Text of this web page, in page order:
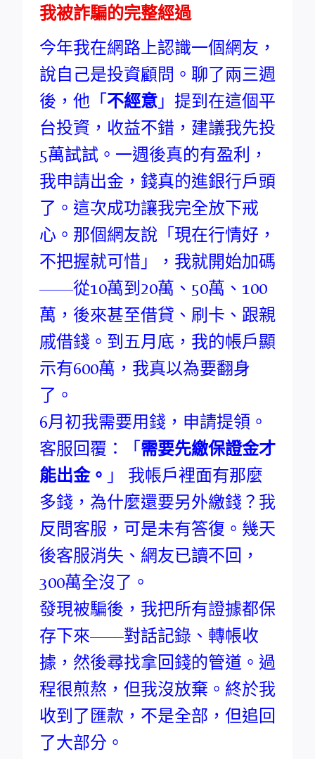
我被詐騙的完整經過
今年我在網路上認識一個網友，
說自己是投資顧問。聊了兩三週
後，他「 不經意 」提到在這個平
台投資，收益不錯，建議我先投
5萬試試。一週後真的有盈利，
我申請出金，錢真的進銀行戶頭
了。這次成功讓我完全放下戒
心。那個網友說「現在行情好，
不把握就可惜」，我就開始加碼
——從10萬到20萬、50萬、100
萬，後來甚至借貸、刷卡、跟親
戚借錢。到五月底，我的帳戶顯
示有600萬，我真以為要翻身
了。
6月初我需要用錢，申請提領。
客服回覆：「 需要先繳保證金才
能出金。 」 我帳戶裡面有那麼
多錢，為什麼還要另外繳錢？我
反問客服，可是未有答復。幾天
後客服消失、網友已讀不回，
300萬全沒了。
發現被騙後，我把所有證據都保
存下來——對話記錄、轉帳收
據，然後尋找拿回錢的管道。過
程很煎熬，但我沒放棄。終於我
收到了匯款，不是全部，但追回
了大部分。